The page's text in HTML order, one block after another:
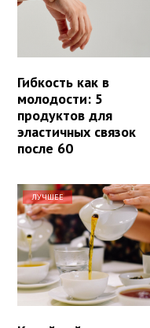
Гибкость как в
молодости: 5
продуктов для
эластичных связок
после 60
ЛУЧШЕЕ